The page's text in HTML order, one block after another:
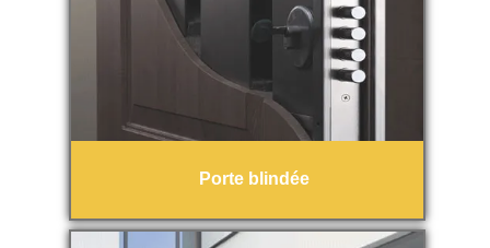
Porte blindée